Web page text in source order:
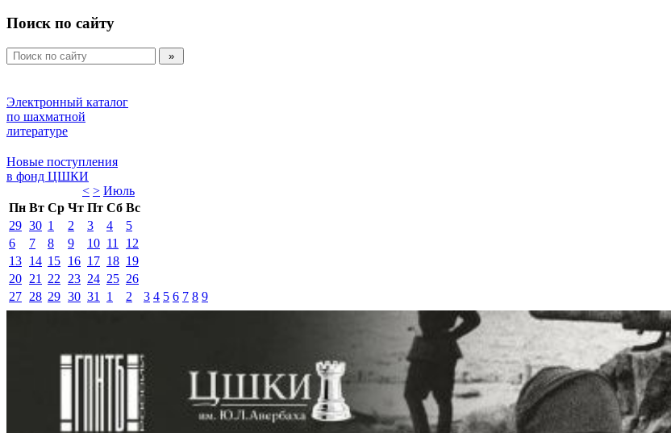
Поиск по сайту
Электронный каталог
по шахматной
литературе
Новые поступления
в фонд ЦШКИ
< > Июль
Пн Вт Ср Чт Пт Сб Вс
29 30 1 2 3 4
5
6
7 8 9 10 11
12
13 14 15 16 17 18 19
20 21 22 23 24 25 26
27 28 29 30 31 1 2 3 4 5 6 7 8 9